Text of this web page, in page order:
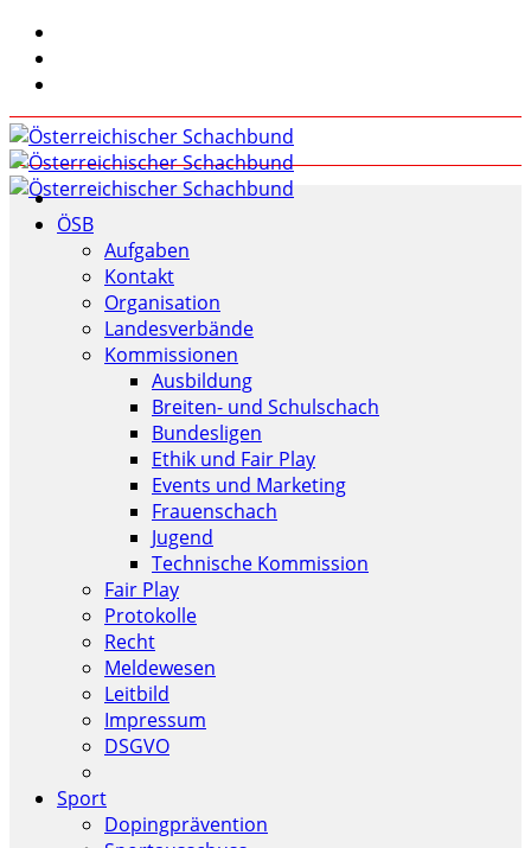
ÖSB
Aufgaben
Kontakt
Organisation
Landesverbände
Kommissionen
Ausbildung
Breiten- und Schulschach
Bundesligen
Ethik und Fair Play
Events und Marketing
Frauenschach
Jugend
Technische Kommission
Fair Play
Protokolle
Recht
Meldewesen
Leitbild
Impressum
DSGVO
Sport
Dopingprävention